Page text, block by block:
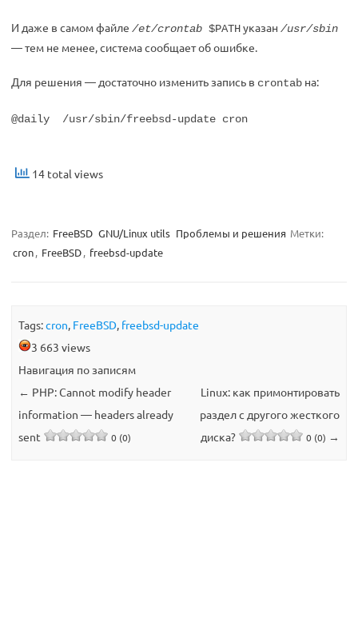
И даже в самом файле /et/crontab $PATHуказан /usr/sbin
— тем не менее, система сообщает об ошибке.
Для решения — достаточно изменить запись в crontab на:
@daily /usr/sbin/freebsd-update cron
14 total views
Раздел: FreeBSD GNU/Linux utils Проблемы и решения Метки:
cron, FreeBSD, freebsd-update
Tags:cron, FreeBSD, freebsd-update
3 663 views
Навигация по записям
← PHP: Cannot modify header
information — headers already
sent
0 (0)
Linux: как примонтировать
раздел с другого жесткого
диска?
0 (0) →